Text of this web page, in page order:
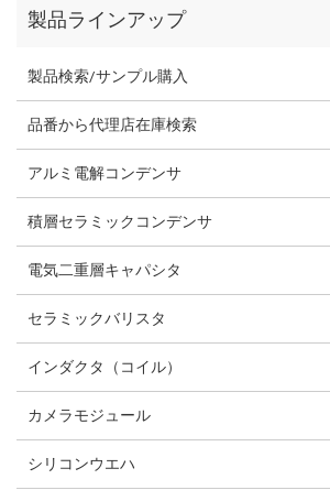
製品ラインアップ
製品検索/サンプル購入
品番から代理店在庫検索
アルミ電解コンデンサ
積層セラミックコンデンサ
電気二重層キャパシタ
セラミックバリスタ
インダクタ（コイル）
カメラモジュール
シリコンウエハ